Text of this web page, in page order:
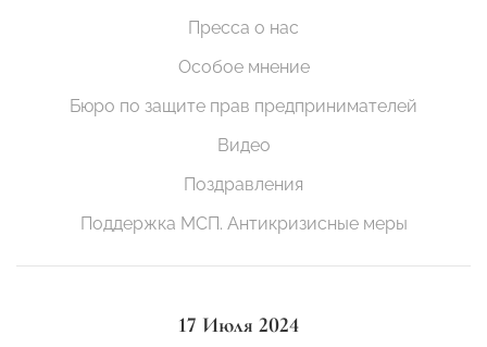
Пресса о нас
Особое мнение
Бюро по защите прав предпринимателей
Видео
Поздравления
Поддержка МСП. Антикризисные меры
17 Июля 2024